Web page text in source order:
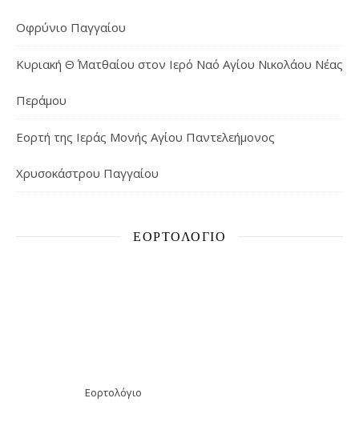
Οφρύνιο Παγγαίου
Κυριακή Θ΄ Ματθαίου στον Ιερό Ναό Αγίου Νικολάου Νέας
Περάμου
Εορτή της Ιεράς Μονής Αγίου Παντελεήμονος
Χρυσοκάστρου Παγγαίου
ΕΟΡΤΟΛΌΓΙΟ
Εορτολόγιο